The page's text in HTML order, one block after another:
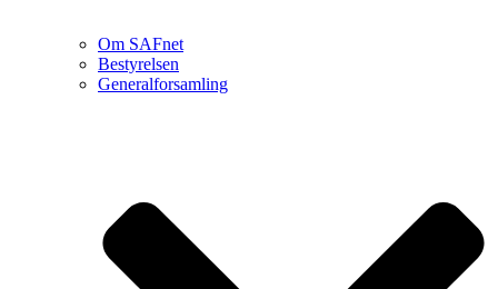
Om SAFnet
Bestyrelsen
Generalforsamling